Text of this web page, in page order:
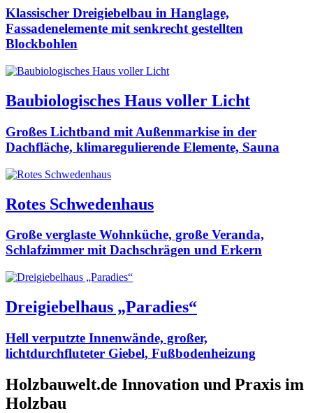
Klassischer Dreigiebelbau in Hanglage,
Fassadenelemente mit senkrecht gestellten
Blockbohlen
Baubiologisches Haus voller Licht
Großes Lichtband mit Außenmarkise in der
Dachfläche, klimaregulierende Elemente, Sauna
Rotes Schwedenhaus
Große verglaste Wohnküche, große Veranda,
Schlafzimmer mit Dachschrägen und Erkern
Dreigiebelhaus „Paradies“
Hell verputzte Innenwände, großer,
lichtdurchfluteter Giebel, Fußbodenheizung
Holzbauwelt.de Innovation und Praxis im
Holzbau